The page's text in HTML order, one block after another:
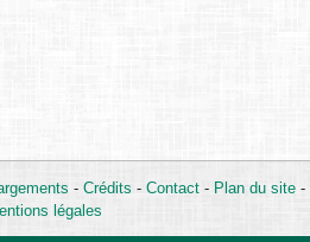
- Crédits - Contact- Plan du site-
légales